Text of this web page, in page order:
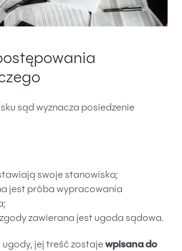
sąd wyznacza posiedzenie
swoje stanowiska;
jest próba wypracowania
zawierana jest ugoda sądowa.
ugody, jej treść zostajewpisana do